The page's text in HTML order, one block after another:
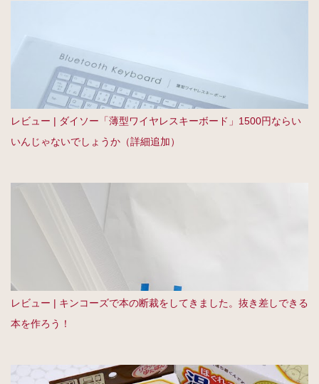
レビュー | ダイソー「薄型ワイヤレスキーボード」1500円ならい
いんじゃないでしょうか（詳細追加）
レビュー | キンコーズで本の断裁をしてきました。抜き差しできる
本を作ろう！